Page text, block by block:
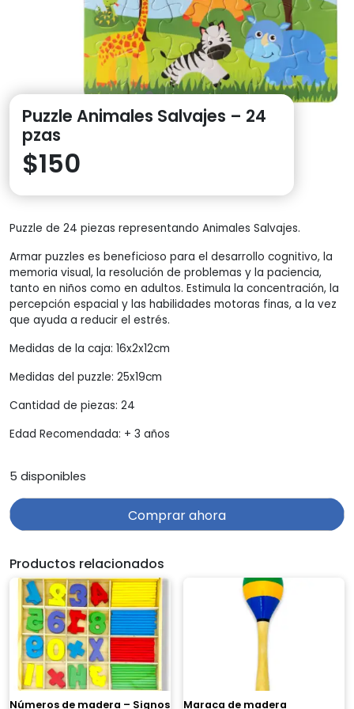
Puzzle Animales Salvajes – 24
pzas
$150
Puzzle de 24 piezas representando Animales Salvajes.
Armar puzzles es beneficioso para el desarrollo cognitivo, la
memoria visual, la resolución de problemas y la paciencia,
tanto en niños como en adultos. Estimula la concentración, la
percepción espacial y las habilidades motoras finas, a la vez
que ayuda a reducir el estrés.
Medidas de la caja: 16x2x12cm
Medidas del puzzle: 25x19cm
Cantidad de piezas: 24
Edad Recomendada: + 3 años
5 disponibles
Comprar ahora
Productos relacionados
Números de madera – Signos Maraca de madera